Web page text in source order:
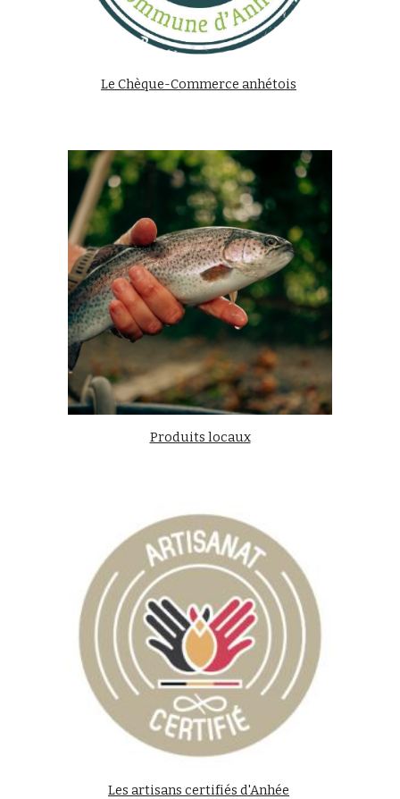
Le Chèque-Commerce anhétois
Produits locaux
Les artisans certifiés d'Anhée